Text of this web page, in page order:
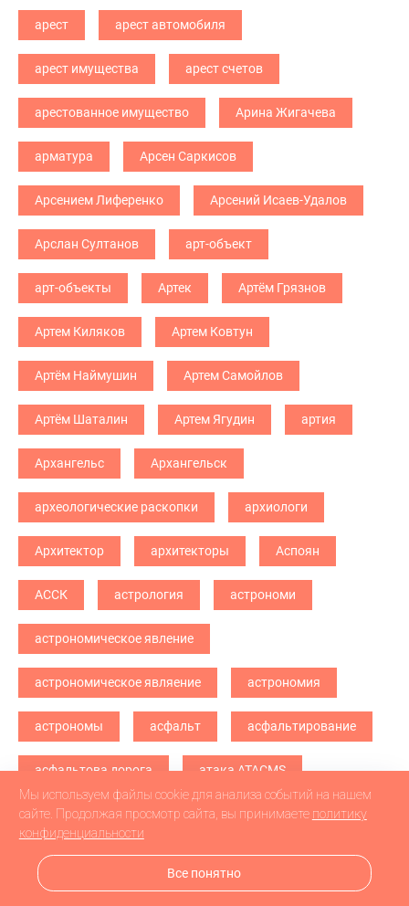
арест арест автомобиля
арест имущества арест счетов
арестованное имущество Арина Жигачева
арматура Арсен Саркисов
Арсением Лиференко Арсений Исаев-Удалов
Арслан Султанов арт-объект
арт-объекты Артек Артём Грязнов
Артем Киляков Артем Ковтун
Артём Наймушин Артем Самойлов
Артём Шаталин Артем Ягудин артия
Архангельс Архангельск
археологические раскопки архиологи
Архитектор архитекторы Аспоян
АССК астрология астрономи
астрономическое явление
астрономическое являение астрономия
астрономы асфальт асфальтирование
асфальтова дорога атака ATACMS
атака БПЛА атака дронв атака дронов
атака дронов БПЛА атака дронов\
Мы используем файлы cookie для анализа событий на нашем
сайте. Продолжая просмотр сайта, вы принимаете политику
конфиденциальности
Все понятно